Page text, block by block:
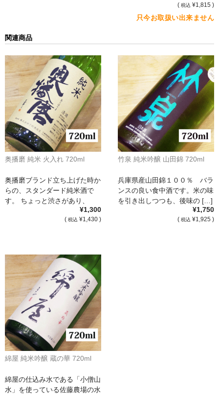
Valerie Frison（ｳﾞｧﾚﾘｰ･ﾌﾘｿﾞﾝ）
France Bourgogone/ﾌﾗﾝｽ･ﾌﾞﾙｺﾞｰﾆｭ
Pattes Loup（ﾊﾟｯﾄ・ﾙｰ）
Marcel Lapierre（ﾏﾙｾﾙ・ﾗﾋﾟｴｰﾙ）
Philippe Jambon（ﾌｨﾘｯﾌﾟ･ｼﾞｬﾝﾎﾞﾝ）
France Cotes du Rhone /ﾌﾗﾝｽ･ｺｰﾄ･ﾃﾞｭ･ﾛｰﾇ
Les Vignerons d’Estezargues（ｴｽﾃｻﾞﾙｸﾞ協同組合）
France Languedoc Roussillon / ﾗﾝｸﾞ･ﾄﾞｯｸ･ﾙｰｼｮﾝ
Castelmaure（ｶｽtｨﾓｰﾙ協同組合）
Mas Bres（ﾏｽ･ﾌﾞﾚｽ）
France Loire/ﾌﾗﾝｽ・ﾛﾜｰﾙ
Domaine des Bois Lucas（ﾄﾞﾒｰﾇ･ﾃﾞ･ﾎﾞｱ･ﾙｶ）
Italia/ｲｱﾀﾘｱ
Abruzzo/ｱﾌﾞﾙｯﾂｫ州
( 税込 ¥1,815 )
只今お取扱い出来ません
関連商品
奥播磨 純米 火入れ 720ml
奥播磨ブランド立ち上げた時か
らの、スタンダード純米酒で
す。 ちょっと渋さがあり、
¥1,300
( 税込 ¥1,430 )
竹泉 純米吟醸 山田錦 720ml
兵庫県産山田錦１００％ バラ
ンスの良い食中酒です。米の味
を引き出しつつも、後味の […]
¥1,750
( 税込 ¥1,925 )
綿屋 純米吟醸 蔵の華 720ml
綿屋の仕込み水である「小僧山
水」を使っている佐藤農場の水